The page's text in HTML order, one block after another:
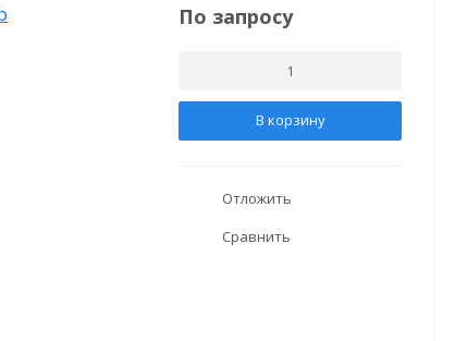
По запросу
В корзину
Отложить
Сравнить